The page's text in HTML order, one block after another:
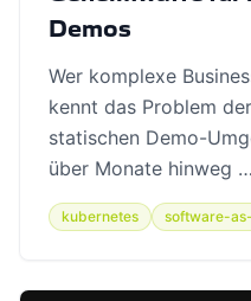
Demos
Wer komplexe
kennt das Problem
statischen Demo-
über Monate hinweg …
kubernetes software-